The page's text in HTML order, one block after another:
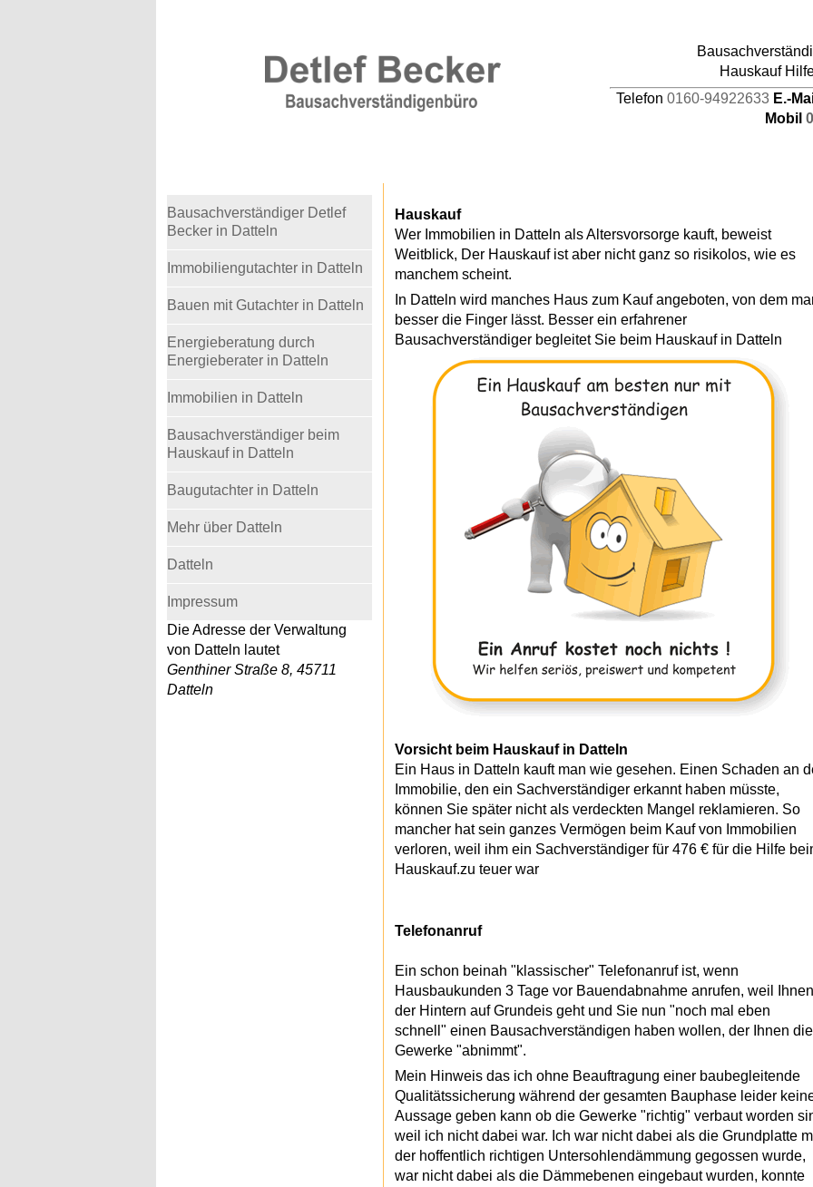
Hauskauf
Telefon 0160-94922633 E.-
Mobil
Hauskauf
Wer Immobilien in Datteln als Altersvorsorge kauft, beweist
Weitblick, Der Hauskauf ist aber nicht ganz so risikolos, wie es
manchem scheint.
In Datteln wird manches Haus zum Kauf angeboten, von dem
besser die Finger lässt. Besser ein erfahrener
Bausachverständiger begleitet Sie beim Hauskauf in Datteln
Vorsicht beim Hauskauf in Datteln
Ein Haus in Datteln kauft man wie gesehen. Einen Schaden an
Immobilie, den ein Sachverständiger erkannt haben müsste,
können Sie später nicht als verdeckten Mangel reklamieren. So
mancher hat sein ganzes Vermögen beim Kauf von Immobilien
verloren, weil ihm ein Sachverständiger für 476 € für die Hilfe
Hauskauf.zu teuer war
Telefonanruf
Ein schon beinah "klassischer" Telefonanruf ist, wenn
Hausbaukunden 3 Tage vor Bauendabnahme anrufen, weil Ihnen
der Hintern auf Grundeis geht und Sie nun "noch mal eben
schnell" einen Bausachverständigen haben wollen, der Ihnen die
Gewerke "abnimmt".
Mein Hinweis das ich ohne Beauftragung einer baubegleitende
Qualitätssicherung während der gesamten Bauphase leider
Aussage geben kann ob die Gewerke "richtig" verbaut worden
weil ich nicht dabei war. Ich war nicht dabei als die Grundplatte
der hoffentlich richtigen Untersohlendämmung gegossen wurde,
war nicht dabei als die Dämmebenen eingebaut wurden, konnte
Bausachverständiger Detlef
Becker in Datteln
Immobiliengutachter in Datteln
Bauen mit Gutachter in Datteln
Energieberatung durch
Energieberater in Datteln
Immobilien in Datteln
Bausachverständiger beim
Hauskauf in Datteln
Baugutachter in Datteln
Mehr über Datteln
Datteln
Impressum
Die Adresse der Verwaltung
von Datteln lautet
Genthiner Straße 8, 45711
Datteln